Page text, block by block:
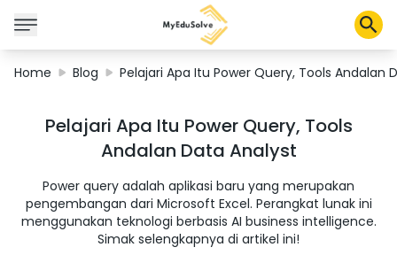
Corporate Solutions
Certifications
About Us
Home Blog Pelajari Apa Itu Power Query, Tools Andalan
Pelajari Apa Itu Power Query, Tools
Andalan Data Analyst
Power query adalah aplikasi baru yang merupakan
pengembangan dari Microsoft Excel. Perangkat lunak ini
menggunakan teknologi berbasis AI business intelligence.
Simak selengkapnya di artikel ini!